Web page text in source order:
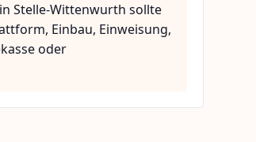
Stelle-Wittenwurth sollte
Einbau, Einweisung,
oder